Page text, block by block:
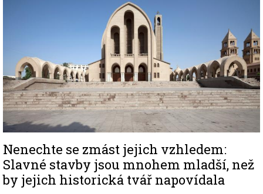
Nenechte se zmást jejich vzhledem:
Slavné stavby jsou mnohem mladší, než
by jejich historická tvář napovídala